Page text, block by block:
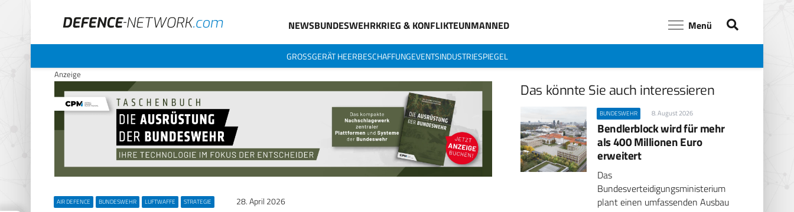
NEWSBUNDESWEHRKRIEG & KONFLIKTEUNMANNED Menü
GROSSGERÄT HEERBESCHAFFUNGEVENTSINDUSTRIESPIEGEL
Anzeige
AIR DEFENCE BUNDESWEHR LUFTWAFFE STRATEGIE 28. April 2026
Das könnte Sie auch interessieren
BUNDESWEHR 8. August 2026
Bendlerblock wird für mehr
als 400 Millionen Euro
erweitert
Das
Bundesverteidigungsministerium
plant einen umfassenden Ausbau